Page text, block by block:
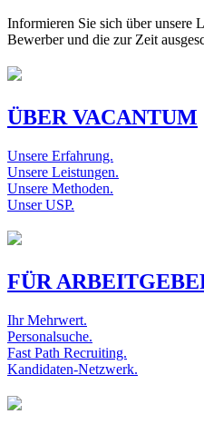
Informieren Sie sich über unsere
Bewerber und die zur Zeit
ÜBER VACANTUM
Unsere Erfahrung.
Unsere Leistungen.
Unsere Methoden.
Unser USP.
FÜR
Ihr Mehrwert.
Personalsuche.
Fast Path Recruiting.
Kandidaten-Netzwerk.